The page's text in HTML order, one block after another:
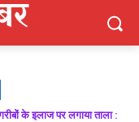
के इलाज पर लगाया ताला :